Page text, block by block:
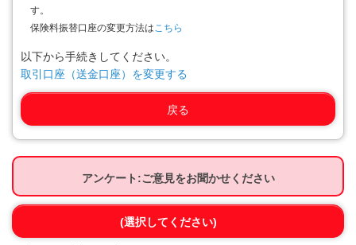
す。
保険料振替口座の変更方法はこちら
以下から手続きしてください。
取引口座（送金口座）を変更する
戻る
アンケート:ご意見をお聞かせください
(選択してください)